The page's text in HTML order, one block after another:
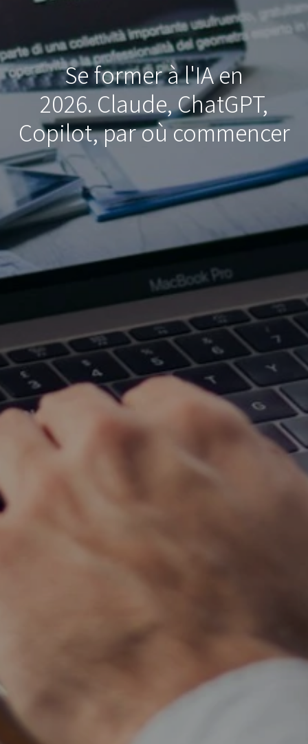
Se former à l'IA en
2026. Claude, ChatGPT,
Copilot, par où commencer